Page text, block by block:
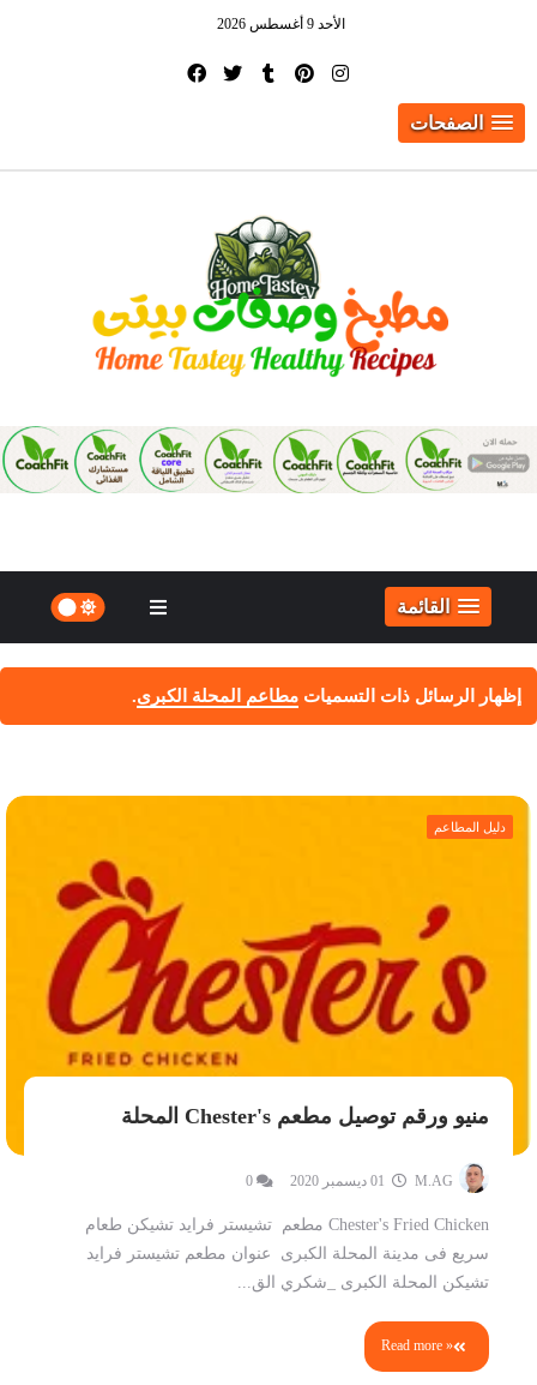
الأحد 9 أغسطس 2026
الصفحات
القائمة
‏إظهار الرسائل ذات التسميات مطاعم المحلة الكبرى.
دليل المطاعم
منيو ورقم توصيل مطعم Chester's المحلة
M.AG
0
Chester's Fried Chicken مطعم تشيستر فرايد تشيكن طعام
سريع فى مدينة المحلة الكبرى عنوان مطعم تشيستر فرايد
تشيكن المحلة الكبرى _شكري الق...
Read more »